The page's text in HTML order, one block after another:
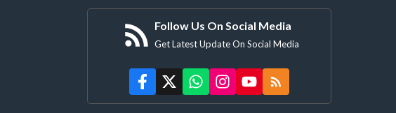
Follow Us On Social Media
Get Latest Update On Social Media